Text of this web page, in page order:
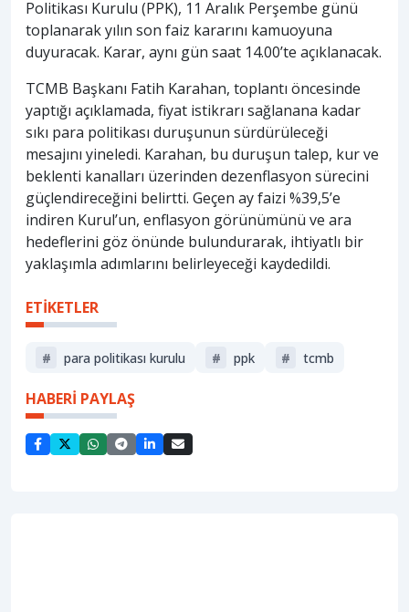
Politikası Kurulu (PPK), 11 Aralık Perşembe günü
toplanarak yılın son faiz kararını kamuoyuna
duyuracak. Karar, aynı gün saat 14.00’te açıklanacak.
TCMB Başkanı Fatih Karahan, toplantı öncesinde
yaptığı açıklamada, fiyat istikrarı sağlanana kadar
sıkı para politikası duruşunun sürdürüleceği
mesajını yineledi. Karahan, bu duruşun talep, kur ve
beklenti kanalları üzerinden dezenflasyon sürecini
güçlendireceğini belirtti. Geçen ay faizi %39,5’e
indiren Kurul’un, enflasyon görünümünü ve ara
hedeflerini göz önünde bulundurarak, ihtiyatlı bir
yaklaşımla adımlarını belirleyeceği kaydedildi.
ETİKETLER
# para politikası kurulu # ppk # tcmb
HABERİ PAYLAŞ